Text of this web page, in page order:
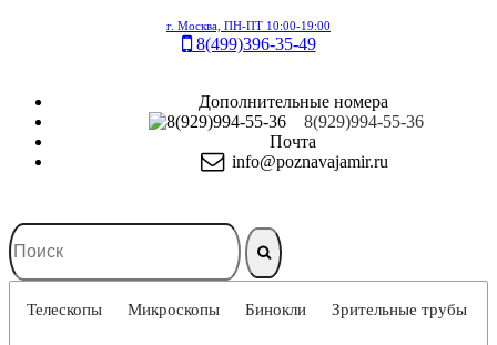
г. Москва, ПН-ПТ 10:00-19:00
8(499)396-35-49
Дополнительные номера
8(929)994-55-36
Почта
info@poznavajamir.ru
Телескопы Микроскопы Бинокли Зрительные трубы